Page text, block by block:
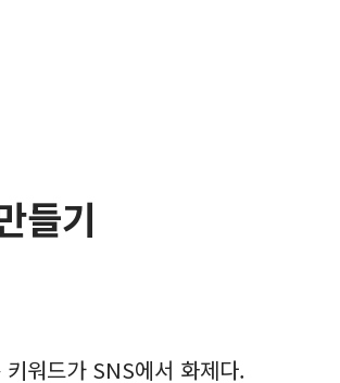
들기
키워드가 SNS에서 화제다.